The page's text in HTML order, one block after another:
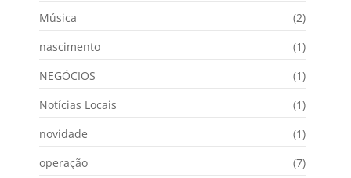
Música
(2)
nascimento
(1)
NEGÓCIOS
(1)
Notícias Locais
(1)
novidade
(1)
operação
(7)